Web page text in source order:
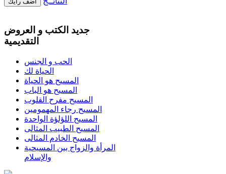
جديد الكتب و العروض
التقديمية
الحب و الجنس
الحياة لك
المسيح هو الحياة
المسيح هو الباب
المسيح مفرح القلوب
المسيح رجاء المهمومين
المسيح اللؤلؤة الواحدة
المسيح الطبيب المثالى
المسيح الخادم المثالى
المرأة والزواج بين المسيحية
والإسلام